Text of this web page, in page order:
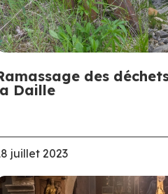
des
Daille
juillet 2023